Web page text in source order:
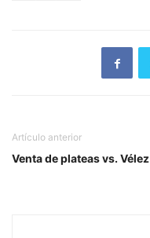
Artículo anterior
Venta de plateas vs. Vélez